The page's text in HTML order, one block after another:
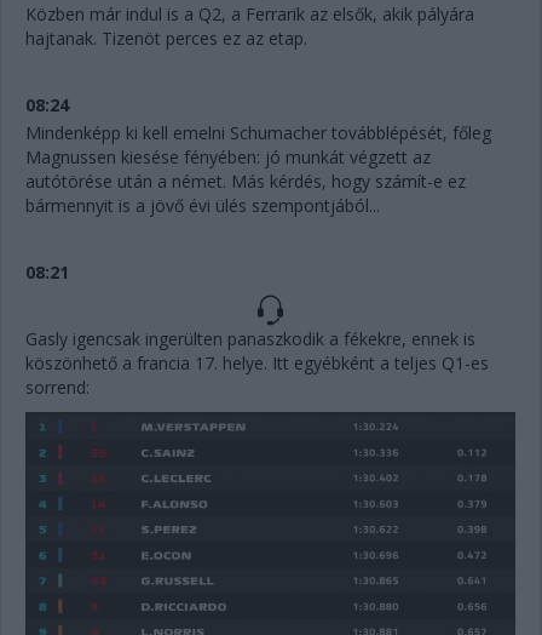
Közben már indul is a Q2, a Ferrarik az elsők, akik pályára
hajtanak. Tizenöt perces ez az etap.
08:24
Mindenképp ki kell emelni Schumacher továbblépését, főleg
Magnussen kiesése fényében: jó munkát végzett az
autótörése után a német. Más kérdés, hogy számít-e ez
bármennyit is a jövő évi ülés szempontjából...
08:21
Gasly igencsak ingerülten panaszkodik a fékekre, ennek is
köszönhető a francia 17. helye. Itt egyébként a teljes Q1-es
sorrend: